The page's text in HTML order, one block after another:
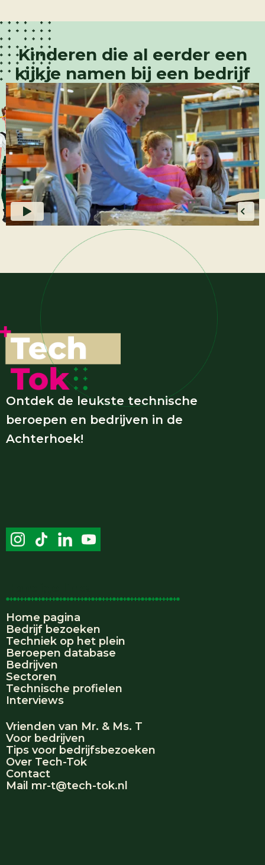
Kinderen die al eerder een
kijkje namen bij een bedrijf
Ontdek de leukste technische
beroepen en bedrijven in de
Achterhoek!
Home pagina
Bedrijf bezoeken
Techniek op het plein
Beroepen database
Bedrijven
Sectoren
Technische profielen
Interviews
Vrienden van Mr. & Ms. T
Voor bedrijven
Tips voor bedrijfsbezoeken
Over Tech-Tok
Contact
Mail mr-t@tech-tok.nl